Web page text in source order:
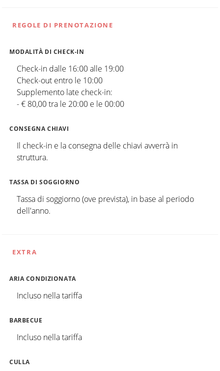
REGOLE DI PRENOTAZIONE
MODALITÀ DI CHECK-IN
Check-in dalle 16:00 alle 19:00
Check-out entro le 10:00
Supplemento late check-in:
- € 80,00 tra le 20:00 e le 00:00
CONSEGNA CHIAVI
Il check-in e la consegna delle chiavi avverrà in
struttura.
TASSA DI SOGGIORNO
Tassa di soggiorno (ove prevista), in base al periodo
dell'anno.
EXTRA
ARIA CONDIZIONATA
Incluso nella tariffa
BARBECUE
Incluso nella tariffa
CULLA